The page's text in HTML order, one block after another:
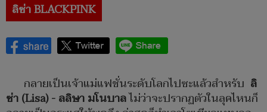
ลิซ่า BLACKPINK
กลายเป็นเจ้าแม่แฟชั่นระดับโลกไปซะแล้วสำหรับ ลิ
ซ่า (Lisa) - ลลิษา มโนบาลไม่ว่าจะปรากฏตัวในลุคไหนก็